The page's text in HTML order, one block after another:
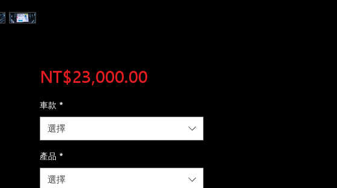
NT$23,000.00價
車款 *
選擇
產品 *
選擇